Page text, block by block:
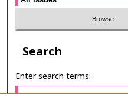
Search
Enter search terms: